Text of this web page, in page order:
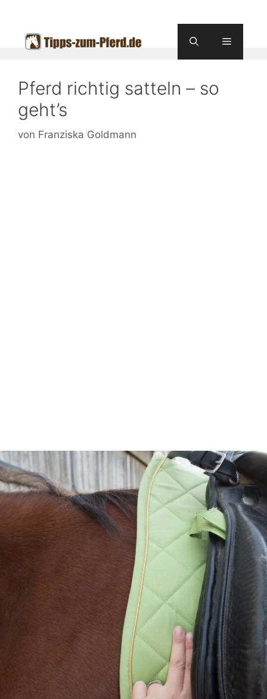
springen
Menü
Pferd richtig satteln – so
geht’s
von Franziska Goldmann